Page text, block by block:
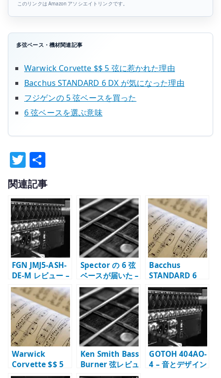
このリンクは Amazon アソシエイトリンクです。
多弦ベース・機材関連記事
Warwick Corvette $$ 5 弦に惹かれた理由
Bacchus STANDARD 6 DX が気になった理由
フジゲンの 5 弦ベースを買った
6 弦ベースを選ぶ意味
T
w
it
te
r
有
関連記事
FGN JMJ5-ASH-
DE-M レビュー –
EMG、19 mm
弦間、5 弦の実用
性
Spector の 6 弦
ベースが届いた –
多弦ベースを手
にした感想
Bacchus
STANDARD 6
DX が気になった
理由 – Bartolini
搭載 6 弦を仕様
から見る
Warwick
Corvette $$ 5
弦に惹かれた理
Ken Smith Bass
Burner 弦レビュ
ー – 5 弦・6 弦の
GOTOH 404AO-
4 – 音とデザイン